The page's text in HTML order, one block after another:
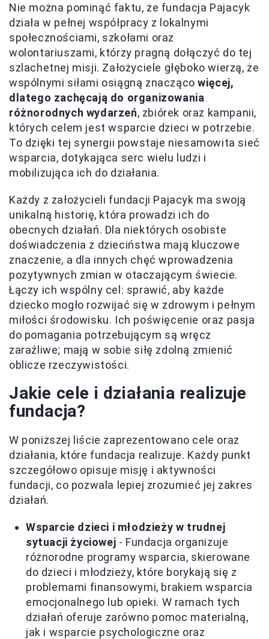
Nie można pominąć faktu, że fundacja Pajacyk
działa w pełnej współpracy z lokalnymi
społecznościami, szkołami oraz
wolontariuszami, którzy pragną dołączyć do tej
szlachetnej misji. Założyciele głęboko wierzą, że
wspólnymi siłami osiągną znaczącowięcej,
dlatego zachęcają do organizowania
różnorodnych wydarzeń, zbiórek oraz kampanii,
których celem jest wsparcie dzieci w potrzebie.
To dzięki tej synergii powstaje niesamowita sieć
wsparcia, dotykająca serc wielu ludzi i
mobilizująca ich do działania.
Każdy z założycieli fundacji Pajacyk ma swoją
unikalną historię, która prowadzi ich do
obecnych działań. Dla niektórych osobiste
doświadczenia z dzieciństwa mają kluczowe
znaczenie, a dla innych chęć wprowadzenia
pozytywnych zmian w otaczającym świecie.
Łączy ich wspólny cel: sprawić, aby każde
dziecko mogło rozwijać się w zdrowym i pełnym
miłości środowisku. Ich poświęcenie oraz pasja
do pomagania potrzebującym są wręcz
zaraźliwe; mają w sobie siłę zdolną zmienić
oblicze rzeczywistości.
Jakie cele i działania realizuje
fundacja?
W poniższej liście zaprezentowano cele oraz
działania, które fundacja realizuje. Każdy punkt
szczegółowo opisuje misję i aktywności
fundacji, co pozwala lepiej zrozumieć jej zakres
działań.
Wsparcie dzieci i młodzieży w trudnej
sytuacji życiowej - Fundacja organizuje
różnorodne programy wsparcia, skierowane
do dzieci i młodzieży, które borykają się z
problemami finansowymi, brakiem wsparcia
emocjonalnego lub opieki. W ramach tych
działań oferuje zarówno pomoc materialną,
jak i wsparcie psychologiczne oraz